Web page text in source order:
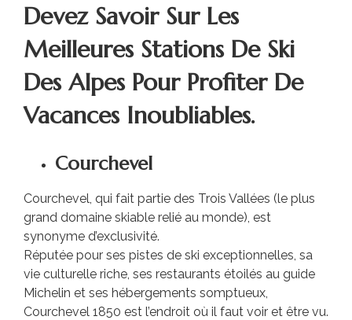
Devez Savoir Sur Les
Meilleures Stations De Ski
Des Alpes Pour Profiter De
Vacances Inoubliables.
Courchevel
Courchevel, qui fait partie des Trois Vallées (le plus
grand domaine skiable relié au monde), est
synonyme d’exclusivité.
Réputée pour ses pistes de ski exceptionnelles, sa
vie culturelle riche, ses restaurants étoilés au guide
Michelin et ses hébergements somptueux,
Courchevel 1850 est l’endroit où il faut voir et être vu.